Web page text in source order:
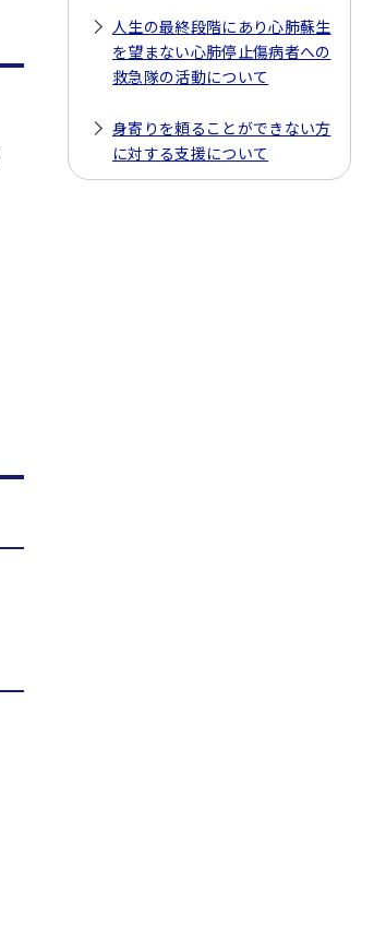
人生の最終段階にあり心肺蘇生
を望まない心肺停止傷病者への
救急隊の活動について
身寄りを頼ることができない方
に対する支援について